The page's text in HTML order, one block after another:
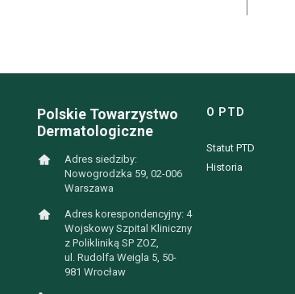
Polskie Towarzystwo
Dermatologiczne
Adres siedziby:
Nowogrodzka 59, 02-006
Warszawa
Adres korespondencyjny: 4
Wojskowy Szpital Kliniczny
z Polikliniką SP ZOZ,
ul. Rudolfa Weigla 5, 50-
981 Wrocław
O PTD
Statut PTD
Historia